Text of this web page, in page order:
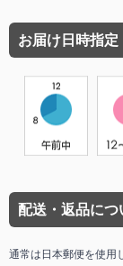
お届け日時指定
配送・返品につ
通常は日本郵便を使用